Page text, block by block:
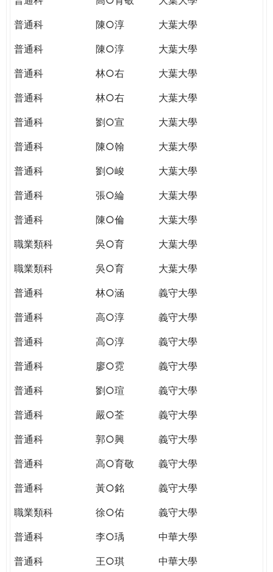
普通科
陳○淳
大葉大學
普通科
陳○淳
大葉大學
普通科
林○右
大葉大學
普通科
林○右
大葉大學
普通科
劉○宣
大葉大學
普通科
陳○翰
大葉大學
普通科
劉○峻
大葉大學
普通科
張○綸
大葉大學
普通科
陳○倫
大葉大學
職業類科
吳○育
大葉大學
職業類科
吳○育
大葉大學
普通科
林○涵
義守大學
普通科
高○淳
義守大學
普通科
高○淳
義守大學
普通科
廖○霓
義守大學
普通科
劉○瑄
義守大學
普通科
嚴○荃
義守大學
普通科
郭○興
義守大學
普通科
高○育敬
義守大學
普通科
黃○銘
義守大學
職業類科
徐○佑
義守大學
普通科
李○瑀
中華大學
普通科
王○琪
中華大學